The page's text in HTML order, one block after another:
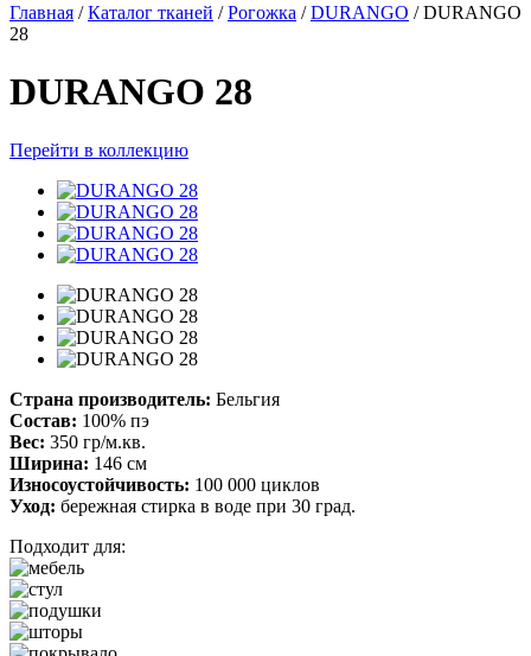
Главная / Каталог тканей / Рогожка / DURANGO / DURANGO
28
DURANGO 28
Перейти в коллекцию
Страна производитель: Бельгия
Состав: 100% пэ
Вес: 350 гр/м.кв.
Ширина: 146 см
Износоустойчивость: 100 000 циклов
Уход: бережная стирка в воде при 30 град.
Подходит для: